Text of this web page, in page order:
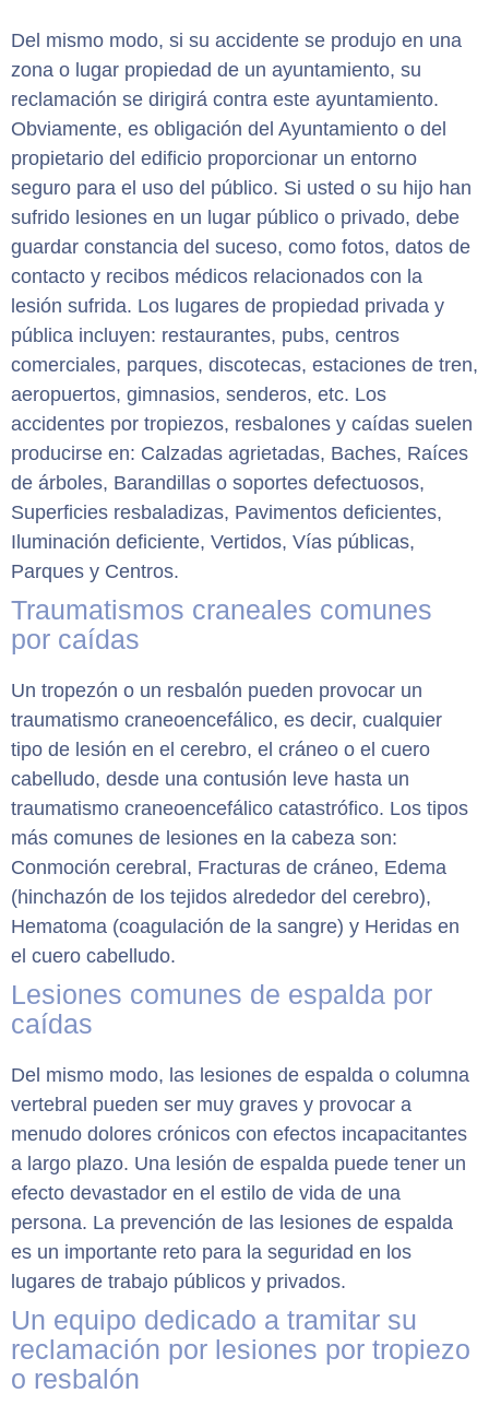
Del mismo modo, si su accidente se produjo en una
zona o lugar propiedad de un ayuntamiento, su
reclamación se dirigirá contra este ayuntamiento.
Obviamente, es obligación del Ayuntamiento o del
propietario del edificio proporcionar un entorno
seguro para el uso del público. Si usted o su hijo han
sufrido lesiones en un lugar público o privado, debe
guardar constancia del suceso, como fotos, datos de
contacto y recibos médicos relacionados con la
lesión sufrida. Los lugares de propiedad privada y
pública incluyen: restaurantes, pubs, centros
comerciales, parques, discotecas, estaciones de tren,
aeropuertos, gimnasios, senderos, etc. Los
accidentes por tropiezos, resbalones y caídas suelen
producirse en: Calzadas agrietadas, Baches, Raíces
de árboles, Barandillas o soportes defectuosos,
Superficies resbaladizas, Pavimentos deficientes,
Iluminación deficiente, Vertidos, Vías públicas,
Parques y Centros.
Traumatismos craneales comunes
por caídas
Un tropezón o un resbalón pueden provocar un
traumatismo craneoencefálico, es decir, cualquier
tipo de lesión en el cerebro, el cráneo o el cuero
cabelludo, desde una contusión leve hasta un
traumatismo craneoencefálico catastrófico. Los tipos
más comunes de lesiones en la cabeza son:
Conmoción cerebral, Fracturas de cráneo, Edema
(hinchazón de los tejidos alrededor del cerebro),
Hematoma (coagulación de la sangre) y Heridas en
el cuero cabelludo.
Lesiones comunes de espalda por
caídas
Del mismo modo, las lesiones de espalda o columna
vertebral pueden ser muy graves y provocar a
menudo dolores crónicos con efectos incapacitantes
a largo plazo. Una lesión de espalda puede tener un
efecto devastador en el estilo de vida de una
persona. La prevención de las lesiones de espalda
es un importante reto para la seguridad en los
lugares de trabajo públicos y privados.
Un equipo dedicado a tramitar su
reclamación por lesiones por tropiezo
o resbalón